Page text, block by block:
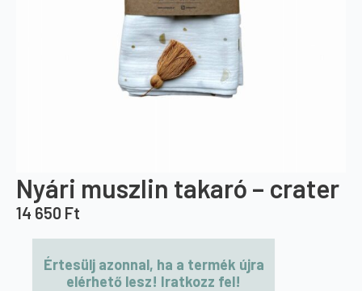
Nyári muszlin takaró – crater
14 650 Ft
Értesülj azonnal, ha a termék újra
elérhető lesz! Iratkozz fel!